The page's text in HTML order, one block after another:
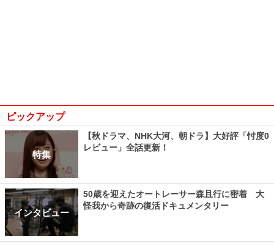
ピックアップ
特集
【秋ドラマ、NHK大河、朝ドラ】大好評「忖度0
レビュー」全話更新！
インタビュー
50歳を迎えたオートレーサー森且行に密着 大
怪我から奇跡の復活ドキュメンタリー